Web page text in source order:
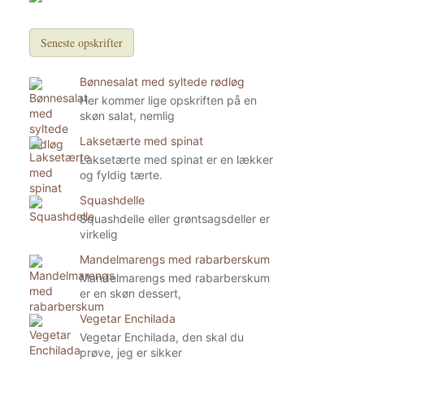
Seneste opskrifter
Bønnesalat med syltede rødløg
Her kommer lige opskriften på en
skøn salat, nemlig
Laksetærte med spinat
Laksetærte med spinat er en lækker
og fyldig tærte.
Squashdelle
Squashdelle eller grøntsagsdeller er
virkelig
Mandelmarengs med rabarberskum
Mandelmarengs med rabarberskum
er en skøn dessert,
Vegetar Enchilada
Vegetar Enchilada, den skal du
prøve, jeg er sikker